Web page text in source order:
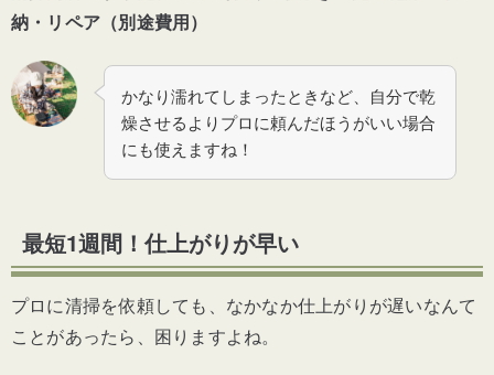
納・リペア（別途費用）
かなり濡れてしまったときなど、自分で乾
燥させるよりプロに頼んだほうがいい場合
にも使えますね！
最短1週間！仕上がりが早い
プロに清掃を依頼しても、なかなか仕上がりが遅いなんて
ことがあったら、困りますよね。